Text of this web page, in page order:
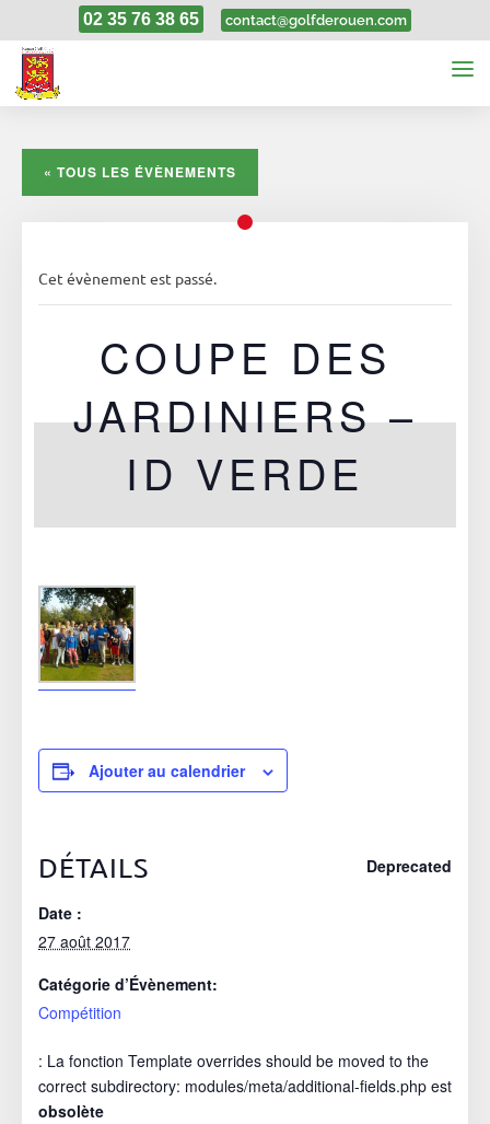
02 35 76 38 65 contact@golfderouen.com
« TOUS LES ÉVÈNEMENTS
Cet évènement est passé.
COUPE DES
JARDINIERS –
ID VERDE
Ajouter au calendrier
DÉTAILS
Date :
27 août 2017
Catégorie d’Évènement:
Compétition
Deprecated
: La fonction Template overrides should be moved to the
correct subdirectory: modules/meta/additional-fields.php est
obsolète